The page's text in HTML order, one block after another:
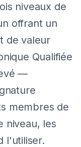
niveaux de
offrant un
de valeur
Qualifiée
—
membres de
niveau, les
l'utiliser.